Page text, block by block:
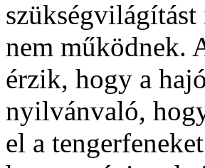
nem működnek.
érzik, hogy a
nyilvánvaló,
el a